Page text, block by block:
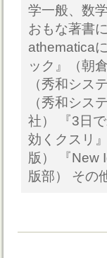
学一般、数学
おもな著書
athematica
ック』（朝
（秀和シス
（秀和シス
社） 『3日
効くクスリ
版） 『New
版部） その